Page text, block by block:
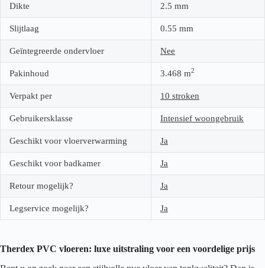
Dikte 2.5 mm
Slijtlaag 0.55 mm
Geïntegreerde ondervloer Nee
Pakinhoud 3.468 m2
Verpakt per 10 stroken
Gebruikersklasse Intensief woongebruik
Geschikt voor vloerverwarming Ja
Geschikt voor badkamer Ja
Retour mogelijk? Ja
Legservice mogelijk? Ja
Therdex PVC vloeren: luxe uitstraling voor een voordelige prijs